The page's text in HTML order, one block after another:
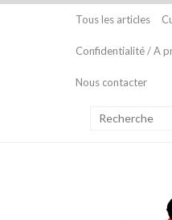
Tous les articles
Confidentialité / A
Nous contacter